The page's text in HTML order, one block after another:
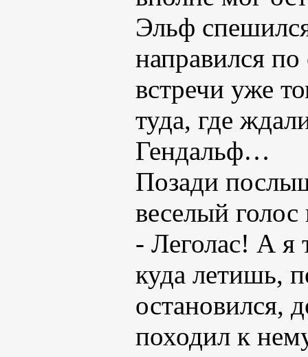
Эльф
направился
встречи уже
туда, где
Гендальф…
Позади
веселый
- Леголас! А я
куда летишь,
остановился,
походил к